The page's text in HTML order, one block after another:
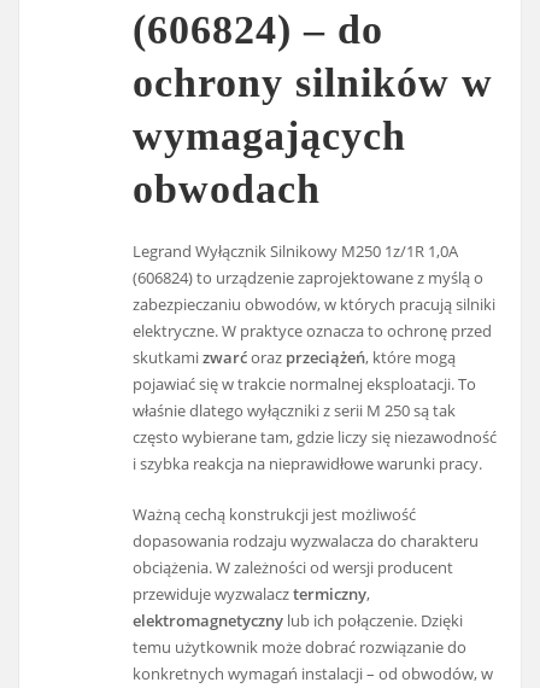
(606824) – do
ochrony silników w
wymagających
obwodach
Legrand Wyłącznik Silnikowy M250 1z/1R 1,0A
(606824) to urządzenie zaprojektowane z myślą o
zabezpieczaniu obwodów, w których pracują silniki
elektryczne. W praktyce oznacza to ochronę przed
skutkamizwarćoraz przeciążeń, które mogą
pojawiać się w trakcie normalnej eksploatacji. To
właśnie dlatego wyłączniki z serii M 250 są tak
często wybierane tam, gdzie liczy się niezawodność
i szybka reakcja na nieprawidłowe warunki pracy.
Ważną cechą konstrukcji jest możliwość
dopasowania rodzaju wyzwalacza do charakteru
obciążenia. W zależności od wersji producent
przewiduje wyzwalacztermiczny,
elektromagnetyczny lub ich połączenie. Dzięki
temu użytkownik może dobrać rozwiązanie do
konkretnych wymagań instalacji – od obwodów, w